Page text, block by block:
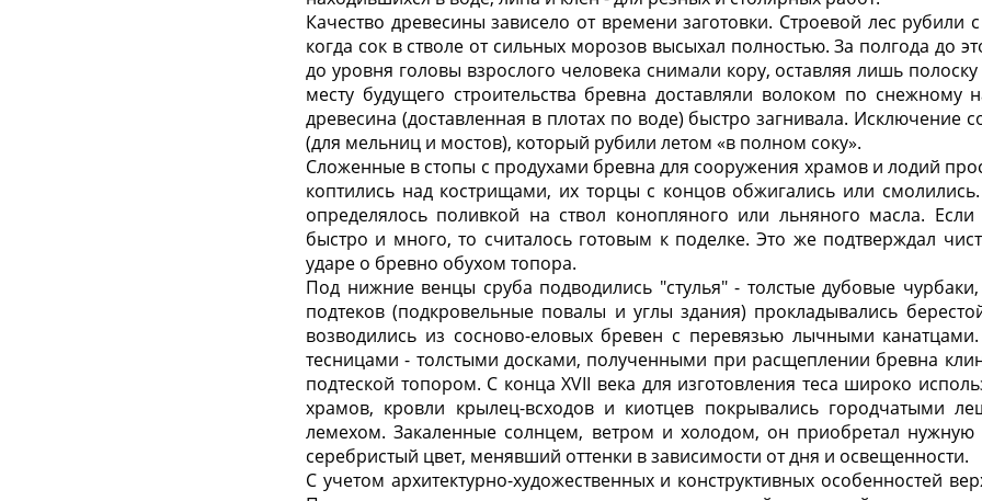
Качество древесины зависело от времени заготовки. Строевой лес рубили
когда сок в стволе от сильных морозов высыхал полностью. За полгода до
до уровня головы взрослого человека снимали кору, оставляя лишь
месту будущего строительства бревна доставляли волоком по снежному
древесина (доставленная в плотах по воде) быстро загнивала. Исключение
(для мельниц и мостов), который рубили летом «в полном соку».
Сложенные в стопы с продухами бревна для сооружения храмов и лодий
коптились над кострищами, их торцы с концов обжигались или
определялось поливкой на ствол конопляного или льняного масла.
быстро и много, то считалось готовым к поделке. Это же подтверждал
ударе о бревно обухом топора.
Под нижние венцы сруба подводились "стулья" - толстые дубовые
подтеков (подкровельные повалы и углы здания) прокладывались
возводились из сосново-еловых бревен с перевязью лычными
тесницами - толстыми досками, полученными при расщеплении бревна
подтеской топором. С конца XVII века для изготовления теса широко
храмов, кровли крылец-всходов и киотцев покрывались городчатыми
лемехом. Закаленные солнцем, ветром и холодом, он приобретал
серебристый цвет, менявший оттенки в зависимости от дня и освещенности.
С учетом архитектурно-художественных и конструктивных особенностей